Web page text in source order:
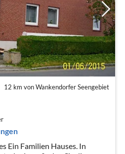
12 km von Wankendorfer Seengebiet
Ein Familien Hauses. In